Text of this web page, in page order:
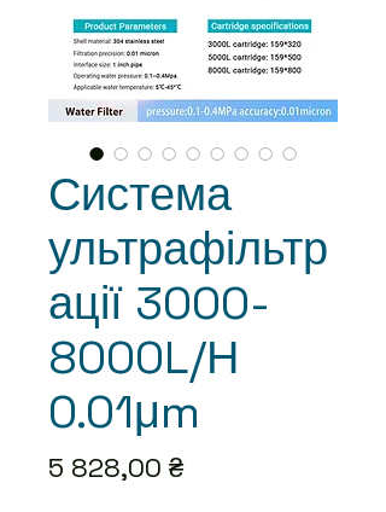
Система
ультрафільтр
ації 3000-
8000L/Н
0.01μm
5 828,00 ₴Ціна